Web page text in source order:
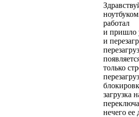
работал
и пришло
и
только
загрузка
нечего ее